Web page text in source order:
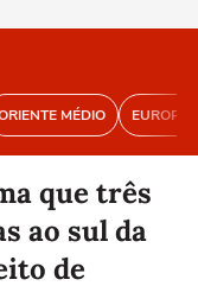
MÉDIO EUROPA
que três
ao sul da
de